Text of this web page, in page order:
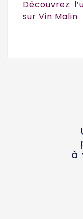
Découvrez
sur Vin Malin
à